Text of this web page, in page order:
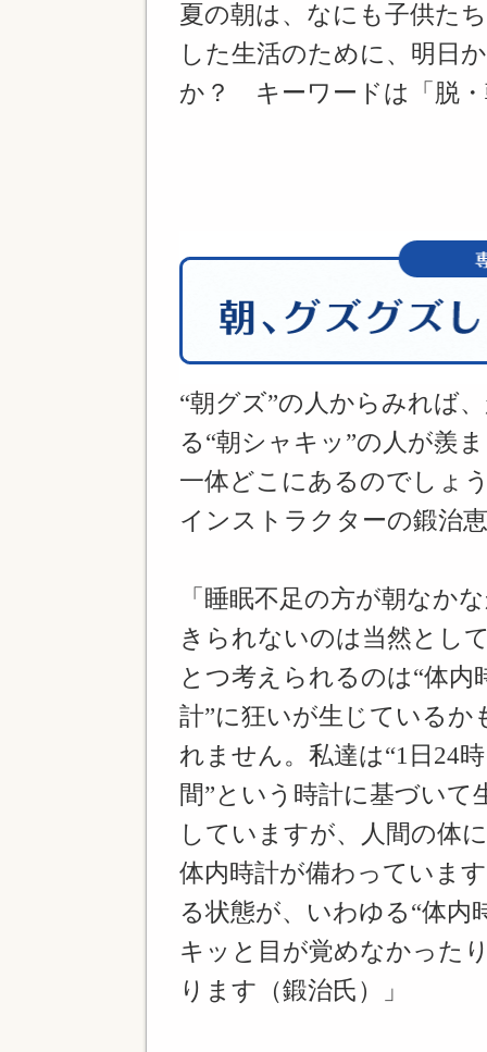
夏の朝は、なにも子供た
した生活のために、明日
か？ キーワードは「脱
“朝グズ”の人からみれば
る“朝シャキッ”の人が羨
一体どこにあるのでしょ
インストラクターの鍛治
「睡眠不足の方が朝なか
きられないのは当然とし
とつ考えられるのは“体内
計”に狂いが生じているか
れません。私達は“1日24時
間”という時計に基づいて
していますが、人間の体
体内時計が備わっていま
る状態が、いわゆる“体内
キッと目が覚めなかった
ります（鍛治氏）」